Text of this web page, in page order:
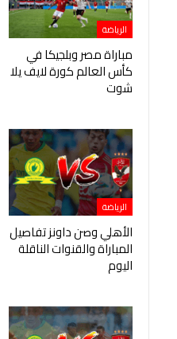
الرياضة
مباراة مصر وبلجيكا في
كأس العالم كورة لايف يلا
شوت
الرياضة
الأهلي وصن داونز تفاصيل
المباراة والقنوات الناقلة
اليوم